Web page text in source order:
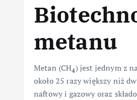
metanu
Metan (CH4) jest jednym z
około 25 razy większy niż
naftowy i gazowy oraz